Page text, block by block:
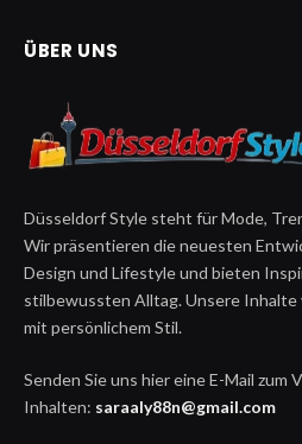
ÜBER UNS
Düsseldorf Style steht für Mode,
Wir präsentieren die neuesten
Design und Lifestyle und bieten
stilbewussten Alltag. Unsere Inhalte
mit persönlichem Stil.
Senden Sie uns hier eine E-Mail zum
Inhalten: saraaly88n@gmail.com